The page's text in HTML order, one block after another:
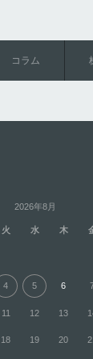
コラム
2026年8月
火 水 木
4 5 6
11 12 13
18 19 20